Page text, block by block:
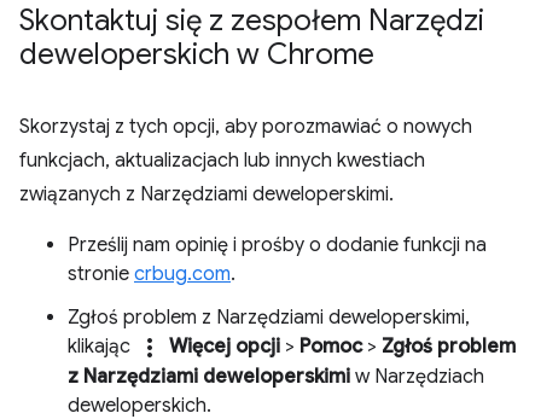
Skontaktuj się z zespołem Narzędzi
deweloperskich w Chrome
Skorzystaj z tych opcji, aby porozmawiać o nowych
funkcjach, aktualizacjach lub innych kwestiach
związanych z Narzędziami deweloperskimi.
Prześlij nam opinię i prośby o dodanie funkcji na
stronie crbug.com.
Zgłoś problem z Narzędziami deweloperskimi,
klikając
more_vert Więcej opcji > Pomoc> Zgłoś problem
z Narzędziami deweloperskimi w Narzędziach
deweloperskich.